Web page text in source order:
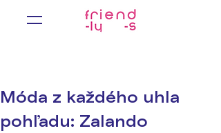
Móda z každého uhla
pohľadu: Zalando